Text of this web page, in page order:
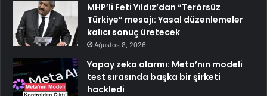
MHP’li Feti Yıldız’dan “Terörsüz
Türkiye” mesajı: Yasal düzenlemeler
kalıcı sonuç üretecek
Ağustos 8, 2026
Yapay zeka alarmı: Meta’nın modeli
test sırasında başka bir şirketi
hackledi